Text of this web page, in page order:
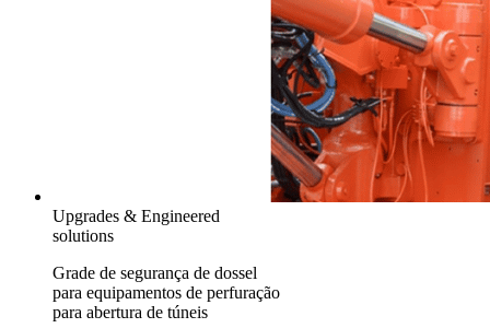
Upgrades & Engineered
solutions
Grade de segurança de dossel
para equipamentos de perfuração
para abertura de túneis